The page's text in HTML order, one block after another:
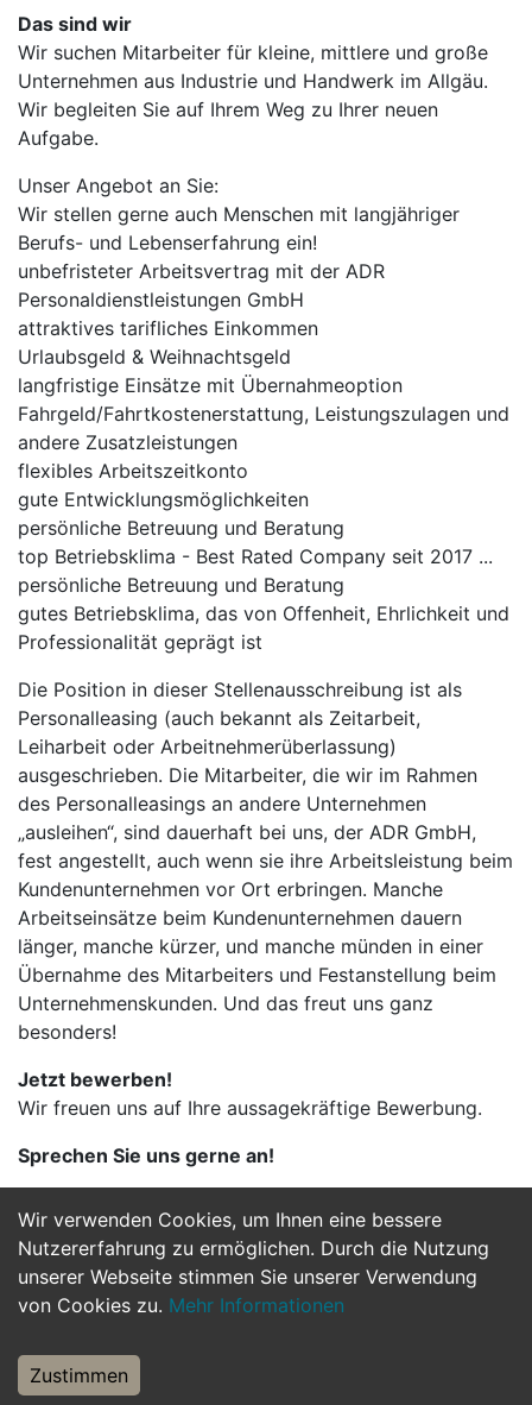
Wir verwenden Cookies, um Ihnen eine bessere
Nutzererfahrung zu ermöglichen. Durch die Nutzung
unserer Webseite stimmen Sie unserer Verwendung
von Cookies zu. Mehr Informationen
Zustimmen
Das sind wir
Wir suchen Mitarbeiter für kleine, mittlere und große
Unternehmen aus Industrie und Handwerk im Allgäu.
Wir begleiten Sie auf Ihrem Weg zu Ihrer neuen
Aufgabe.
Unser Angebot an Sie:
Wir stellen gerne auch Menschen mit langjähriger
Berufs- und Lebenserfahrung ein!
unbefristeter Arbeitsvertrag mit der ADR
Personaldienstleistungen GmbH
attraktives tarifliches Einkommen
Urlaubsgeld & Weihnachtsgeld
langfristige Einsätze mit Übernahmeoption
Fahrgeld/Fahrtkostenerstattung, Leistungszulagen und
andere Zusatzleistungen
flexibles Arbeitszeitkonto
gute Entwicklungsmöglichkeiten
persönliche Betreuung und Beratung
top Betriebsklima - Best Rated Company seit 2017 ...
persönliche Betreuung und Beratung
gutes Betriebsklima, das von Offenheit, Ehrlichkeit und
Professionalität geprägt ist
Die Position in dieser Stellenausschreibung ist als
Personalleasing (auch bekannt als Zeitarbeit,
Leiharbeit oder Arbeitnehmerüberlassung)
ausgeschrieben. Die Mitarbeiter, die wir im Rahmen
des Personalleasings an andere Unternehmen
„ausleihen“, sind dauerhaft bei uns, der ADR GmbH,
fest angestellt, auch wenn sie ihre Arbeitsleistung beim
Kundenunternehmen vor Ort erbringen. Manche
Arbeitseinsätze beim Kundenunternehmen dauern
länger, manche kürzer, und manche münden in einer
Übernahme des Mitarbeiters und Festanstellung beim
Unternehmenskunden. Und das freut uns ganz
besonders!
Jetzt bewerben!
Wir freuen uns auf Ihre aussagekräftige Bewerbung.
Sprechen Sie uns gerne an!
Jetzt Bewerben